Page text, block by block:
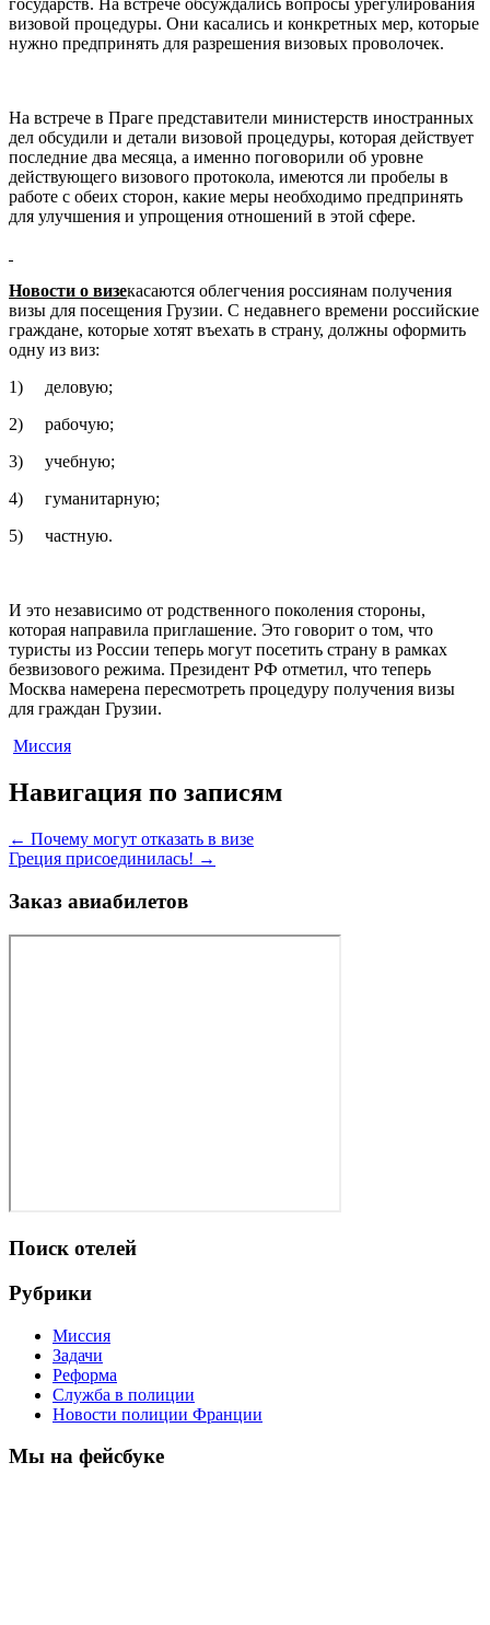
государств. На встрече обсуждались вопросы урегулирования
визовой процедуры. Они касались и конкретных мер, которые
нужно предпринять для разрешения визовых проволочек.
На встрече в Праге представители министерств иностранных
дел обсудили и детали визовой процедуры, которая действует
последние два месяца, а именно поговорили об уровне
действующего визового протокола, имеются ли пробелы в
работе с обеих сторон, какие меры необходимо предпринять
для улучшения и упрощения отношений в этой сфере.
Новости о визекасаются облегчения россиянам получения
визы для посещения Грузии. С недавнего времени российские
граждане, которые хотят въехать в страну, должны оформить
одну из виз:
1) деловую;
2) рабочую;
3) учебную;
4) гуманитарную;
5) частную.
И это независимо от родственного поколения стороны,
которая направила приглашение. Это говорит о том, что
туристы из России теперь могут посетить страну в рамках
безвизового режима. Президент РФ отметил, что теперь
Москва намерена пересмотреть процедуру получения визы
для граждан Грузии.
Миссия
Навигация по записям
← Почему могут отказать в визе
Греция присоединилась! →
Заказ авиабилетов
Поиск отелей
Рубрики
Миссия
Задачи
Реформа
Служба в полиции
Новости полиции Франции
Мы на фейсбуке